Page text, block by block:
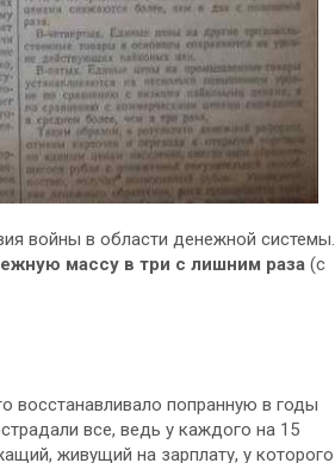
войны в области денежной системы.
массу в три с лишним раза (с
восстанавливало попранную в годы
все, ведь у каждого на 15
живущий на зарплату, у которого